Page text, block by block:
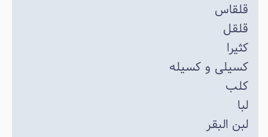
قلقاس
قلقل
کثیرا
کسیلی و کسیله
کلب
لبا
لبن البقر